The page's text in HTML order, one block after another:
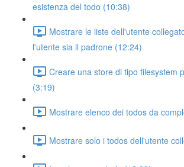
esistenza del todo (10:38)
Mostrare le liste dell'utente
l'utente sia il padrone (12:24)
Creare una store di tipo filesystem
(3:19)
Mostrare elenco dei todos da
Mostrare solo i todos dell'utente